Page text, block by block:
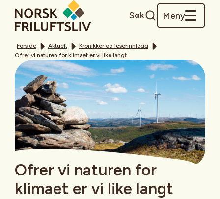
Søk Meny
Forside Aktuelt
Kronikker og leserinnlegg
Ofrer vi naturen for klimaet er vi like langt
Ofrer vi naturen for
klimaet er vi like langt